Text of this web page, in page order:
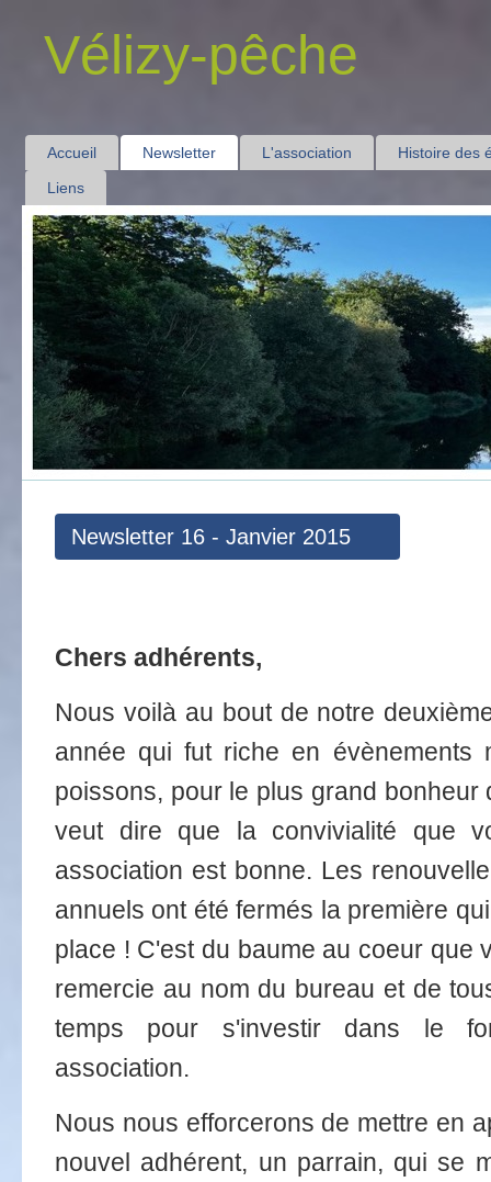
Vélizy-pêche
Accueil Newsletter L'association
Histoire des
Liens
Newsletter 16 - Janvier 2015
Chers adhérents,
Nous voilà au bout de notre
année qui fut riche en évènements
poissons, pour le plus grand bonheur
veut dire que la convivialité que
association est bonne. Les
annuels ont été fermés la première
place ! C'est du baume au coeur que
remercie au nom du bureau et de
temps pour s'investir dans le
association.
Nous nous efforcerons de mettre en
nouvel adhérent, un parrain, qui se